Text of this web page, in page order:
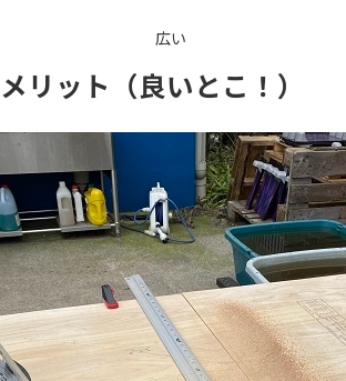
広い
リット（良いとこ！）